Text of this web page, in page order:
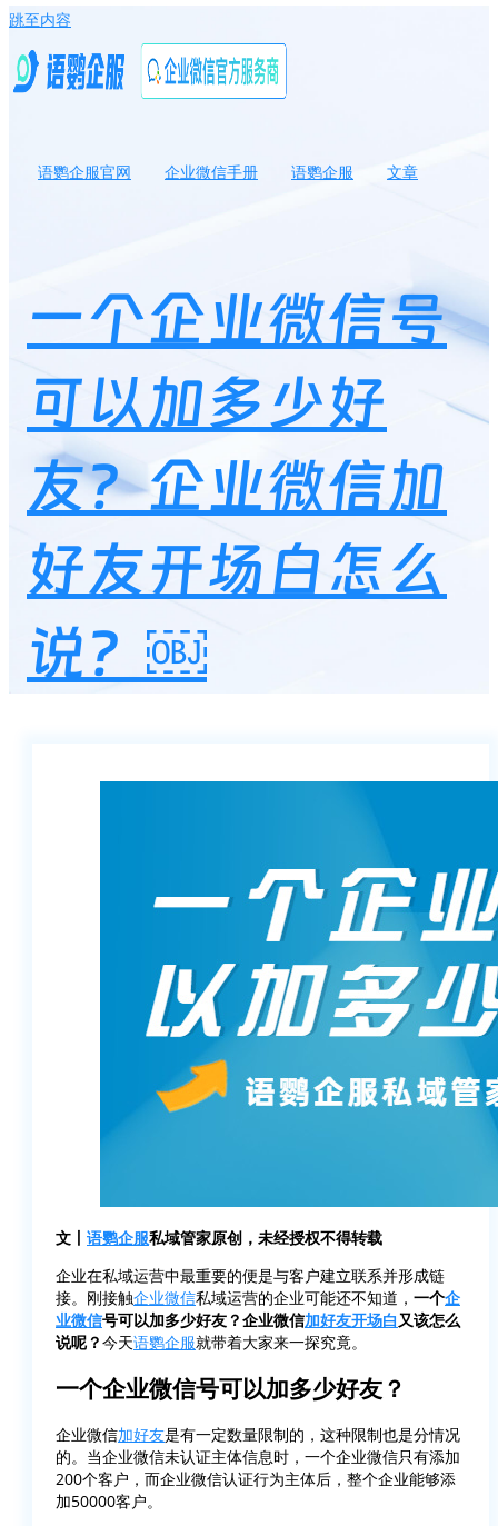
跳至内容
语鹦企服官网 企业微信手册 语鹦企服
文章
一个企业微信号
可以加多少好
友？企业微信加
好友开场白怎么
说？￼
文丨 语鹦企服私域管家原创，未经授权不得转载
企业在私域运营中最重要的便是与客户建立联系并形成链
接。刚接触企业微信私域运营的企业可能还不知道， 一个企
业微信号可以加多少好友？企业微信加好友开场白又该怎么
说呢？今天语鹦企服就带着大家来一探究竟。
一个企业微信号可以加多少好友？
企业微信加好友是有一定数量限制的，这种限制也是分情况
的。当企业微信未认证主体信息时，一个企业微信只有添加
200个客户，而企业微信认证行为主体后，整个企业能够添
加50000客户。